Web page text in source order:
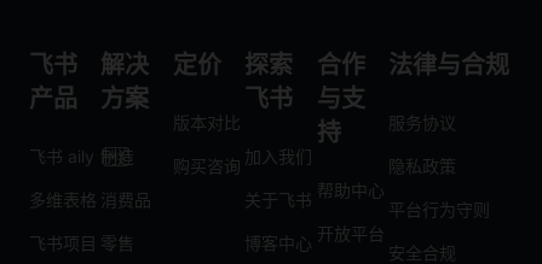
飞书
产品
飞书 aily
多维表格
飞书项目
解决
方案
制造
消费品
零售
定价
版本对比
购买咨询
探索
飞书
加入我们
关于飞书
博客中心
合作
与支
持
帮助中心
开放平台
法律与合规
服务协议
隐私政策
平台行为守则
安全合规